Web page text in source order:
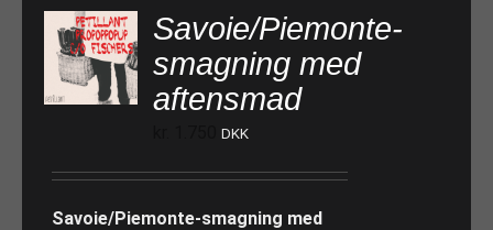
Savoie/Piemonte-
smagning med
aftensmad
DKK
Savoie/Piemonte-smagning med